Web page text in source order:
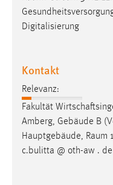
Digitalisierung
Kontakt
Relevanz:
Fakultät
Amberg, Gebäude B
Hauptgebäude, Raum
c.bulitta @ oth-aw .
Name:
Dieser Cookie ist
einloggen zu können.
Cookie Laufzeit:
24 Stunden